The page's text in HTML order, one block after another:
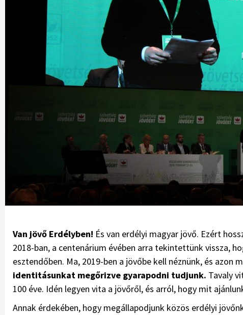
Van jövő Erdélyben! És van erdélyi magyar jövő. Ezért
2018-ban, a centenárium évében arra tekintettünk vissza,
esztendőben. Ma, 2019-ben a jövőbe kell néznünk, és azon
identitásunkat megőrizve gyarapodni tudjunk. Tavaly
100 éve. Idén legyen vita a jövőről, és arról, hogy mit
Annak érdekében, hogy megállapodjunk közös erdélyi